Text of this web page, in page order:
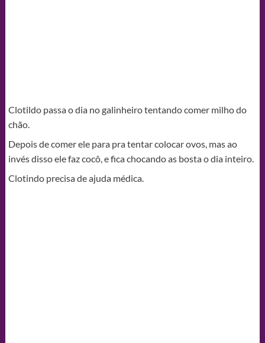
Clotildo passa o dia no galinheiro tentando comer milho do
chão.
Depois de comer ele para pra tentar colocar ovos, mas ao
invés disso ele faz cocô, e fica chocando as bosta o dia inteiro.
Clotindo precisa de ajuda médica.